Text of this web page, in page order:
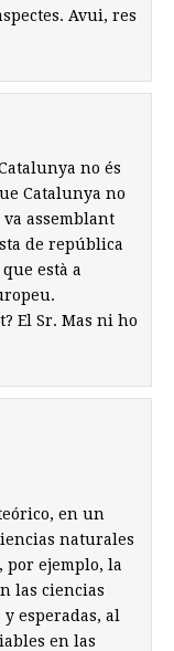
Avui, res
no és
Catalunya no
assemblant
de república
està a
El Sr. Mas ni ho
en un
naturales
por ejemplo, la
las ciencias
esperadas, al
en las